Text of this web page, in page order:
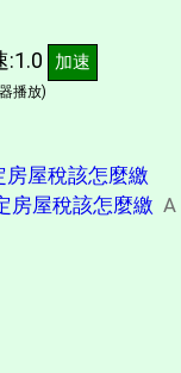
:1.0 加速
播放)
屋稅該怎麼繳
房屋稅該怎麼繳 A